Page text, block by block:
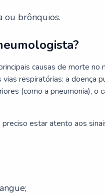
ou brônquios.
causas de morte no
respiratórias: a doença
(como a pneumonia), o
estar atento aos